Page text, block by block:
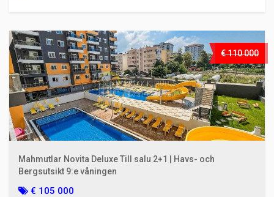
€ 110 000
Mahmutlar Novita Deluxe Till salu 2+1 | Havs- och
Bergsutsikt 9:e våningen
€ 105 000